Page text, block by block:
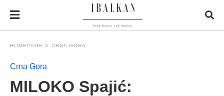
HOMEPAGE CRNA GORA
Crna Gora
MILOKO Spajić: